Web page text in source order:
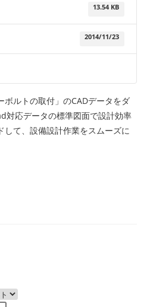
13.54 KB
2014/11/23
ボルトの取付」のCADデータをダ
対応データの標準図面で設計効率
して、設備設計作業をスムーズに